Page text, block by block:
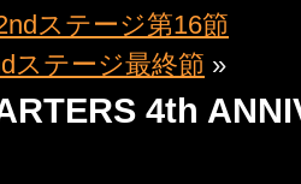
ステージ第16節
ステージ最終節 »
4th